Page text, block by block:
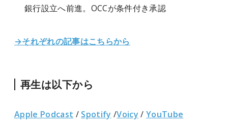
銀行設立へ前進。OCCが条件付き承認
→それぞれの記事はこちらから
再生は以下から
Apple Podcast / Spotify /Voicy / YouTube